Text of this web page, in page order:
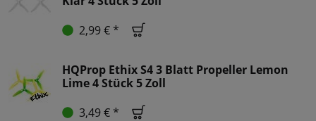
2,99 € *
HQProp Ethix S4 3 Blatt Propeller Lemon
Lime 4 Stück 5 Zoll
3,49 € *